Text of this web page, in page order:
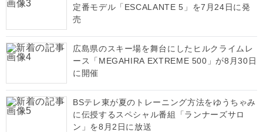
定番モデル「ESCALANTE 5」を7月24日に発
売
広島県のスキー場を舞台にしたヒルクライムレ
ース「MEGAHIRA EXTREME 500」が8月30日
に開催
BSテレ東が夏のトレーニング方法をゆうちゃみ
に伝授するスペシャル番組「ランナーズサロ
ン」を8月2日に放送